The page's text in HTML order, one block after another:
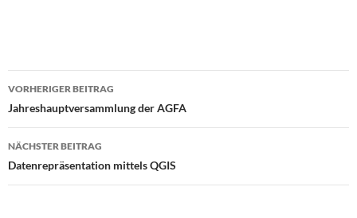
Beitrags-
Navigation
VORHERIGER BEITRAG
Jahreshauptversammlung der AGFA
NÄCHSTER BEITRAG
Datenrepräsentation mittels QGIS